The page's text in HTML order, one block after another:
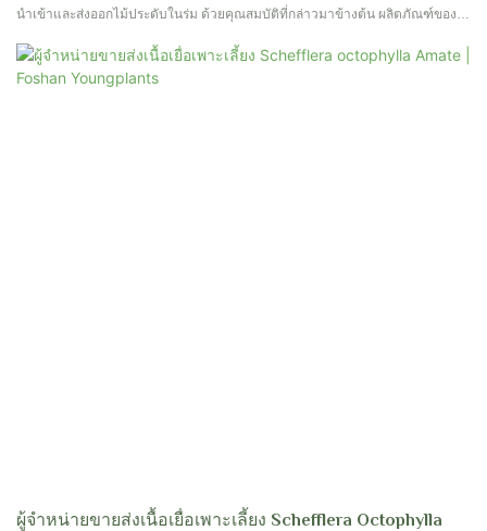
นำเข้าและส่งออกไม้ประดับในร่ม ด้วยคุณสมบัติที่กล่าวมาข้างต้น ผลิตภัณฑ์ของ
ผู้จำหน่ายขายส่งเนื้อเยื่อเพาะเลี้ยง Schefflera Octophylla